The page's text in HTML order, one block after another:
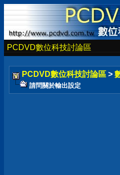
PCDVD數位科技討論區
PCDVD數位科技討論區 >
請問關於輸出設定